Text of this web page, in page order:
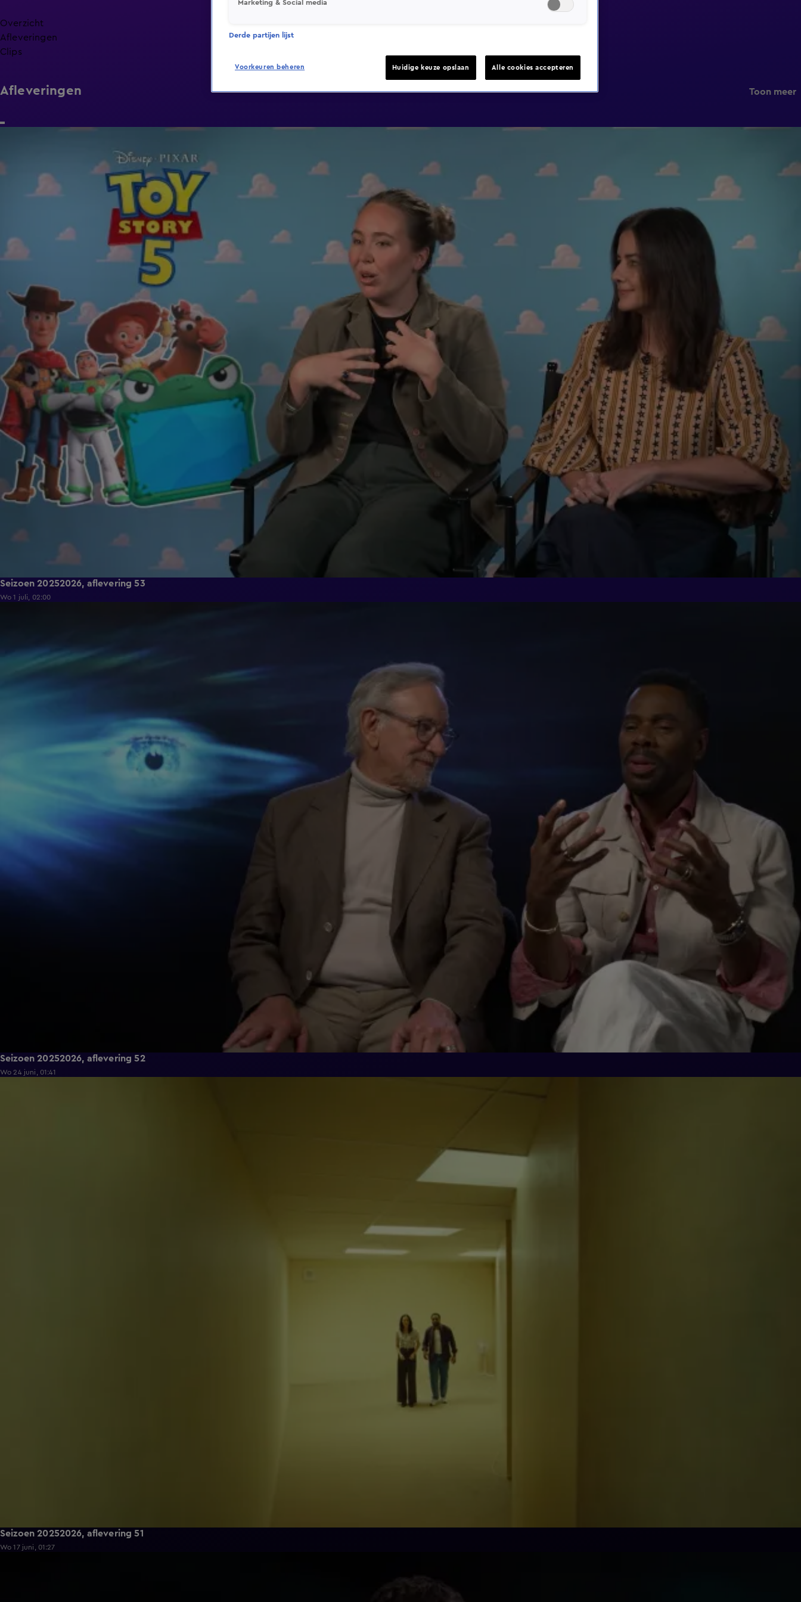
Overzicht
Afleveringen
Clips
Afleveringen Toon meer
Seizoen 20252026, aflevering 53
Wo 1 juli, 02:00
Seizoen 20252026, aflevering 52
Wo 24 juni, 01:41
Seizoen 20252026, aflevering 51
Wo 17 juni, 01:27
Marketing & Social media
Derde partijen lijst
Voorkeuren beheren Huidige keuze opslaan Alle cookies accepteren